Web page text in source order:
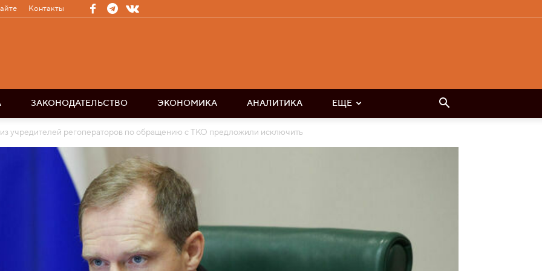
Контакты
ЗАКОНОДАТЕЛЬСТВО ЭКОНОМИКА АНАЛИТИКА ЕЩЕ
учредителей регоператоров по обращению с ТКО предложили исключить